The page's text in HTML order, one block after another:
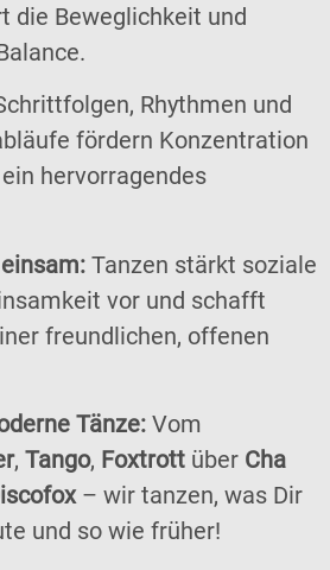
die Beweglichkeit und
Rhythmen und
fördern Konzentration
hervorragendes
Tanzen stärkt soziale
vor und schafft
freundlichen, offenen
Tänze: Vom
, Tango, Foxtrott über Cha
– wir tanzen, was Dir
und so wie früher!